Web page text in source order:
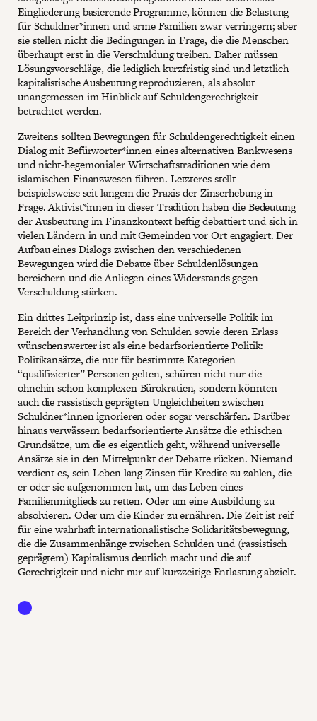
Eingliederung basierende Programme, können die Belastung
für Schuldner*innen und arme Familien zwar verringern; aber
sie stellen nicht die Bedingungen in Frage, die die Menschen
überhaupt erst in die Verschuldung treiben. Daher müssen
Lösungsvorschläge, die lediglich kurzfristig sind und letztlich
kapitalistische Ausbeutung reproduzieren, als absolut
unangemessen im Hinblick auf Schuldengerechtigkeit
betrachtet werden.
Zweitens sollten Bewegungen für Schuldengerechtigkeit einen
Dialog mit Befürworter*innen eines alternativen Bankwesens
und nicht-hegemonialer Wirtschaftstraditionen wie dem
islamischen Finanzwesen führen. Letzteres stellt
beispielsweise seit langem die Praxis der Zinserhebung in
Frage. Aktivist*innen in dieser Tradition haben die Bedeutung
der Ausbeutung im Finanzkontext heftig debattiert und sich in
vielen Ländern in und mit Gemeinden vor Ort engagiert. Der
Aufbau eines Dialogs zwischen den verschiedenen
Bewegungen wird die Debatte über Schuldenlösungen
bereichern und die Anliegen eines Widerstands gegen
Verschuldung stärken.
Ein drittes Leitprinzip ist, dass eine universelle Politik im
Bereich der Verhandlung von Schulden sowie deren Erlass
wünschenswerter ist als eine bedarfsorientierte Politik:
Politikansätze, die nur für bestimmte Kategorien
“qualifizierter” Personen gelten, schüren nicht nur die
ohnehin schon komplexen Bürokratien, sondern könnten
auch die rassistisch geprägten Ungleichheiten zwischen
Schuldner*innen ignorieren oder sogar verschärfen. Darüber
hinaus verwässern bedarfsorientierte Ansätze die ethischen
Grundsätze, um die es eigentlich geht, während universelle
Ansätze sie in den Mittelpunkt der Debatte rücken. Niemand
verdient es, sein Leben lang Zinsen für Kredite zu zahlen, die
er oder sie aufgenommen hat, um das Leben eines
Familienmitglieds zu retten. Oder um eine Ausbildung zu
absolvieren. Oder um die Kinder zu ernähren. Die Zeit ist reif
für eine wahrhaft internationalistische Solidaritätsbewegung,
die die Zusammenhänge zwischen Schulden und (rassistisch
geprägtem) Kapitalismus deutlich macht und die auf
Gerechtigkeit und nicht nur auf kurzzeitige Entlastung abzielt.